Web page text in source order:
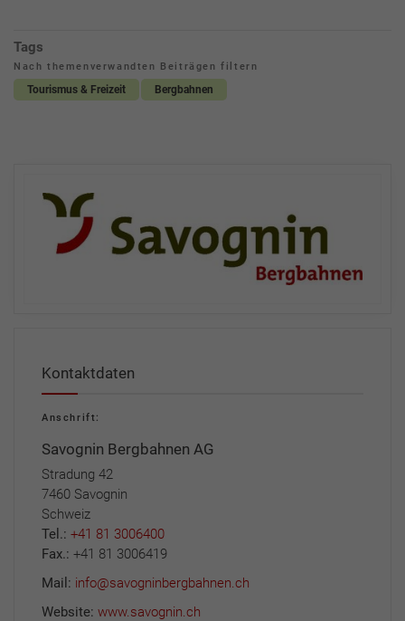
Tags
Nach themenverwandten Beiträgen filtern
Tourismus & Freizeit Bergbahnen
Kontaktdaten
Anschrift:
Savognin Bergbahnen AG
Stradung 42
7460 Savognin
Schweiz
Tel.: +41 81 3006400
Fax.: +41 81 3006419
Mail: info@savogninbergbahnen.ch
Website: www.savognin.ch